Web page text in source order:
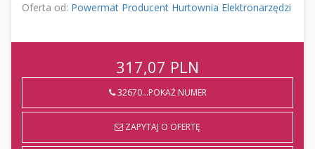
Oferta od: Powermat Producent Hurtownia Elektronarzędzi
317,07 PLN
32670...POKAŻ NUMER
ZAPYTAJ O OFERTĘ